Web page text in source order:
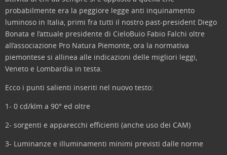
probabilmente era la peggiore legge anti inquinamento
luminoso in Italia, primi fra tutti il nostro past-president Diego
Bonata e l’attuale presidente di CieloBuio Fabio Falchi oltre
all’associazione Pro Natura Piemonte, ora la normativa
piemontese si allinea alle indicazioni delle migliori leggi,
Veneto e Lombardia in testa.
Ecco i punti salienti inseriti nel nuovo testo:
1- 0 cd/klm a 90° ed oltre
2- sorgenti e apparecchi efficienti (anche uso dei CAM)
3- Luminanze e illuminamenti minimi previsti dalle norme